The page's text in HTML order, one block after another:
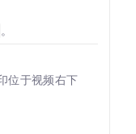
。
位于视频右下